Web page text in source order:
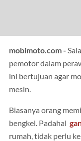
mobimoto.com -
pemotor dalam
ini bertujuan agar
mesin.
Biasanya orang
bengkel. Padahal
rumah, tidak perlu ke